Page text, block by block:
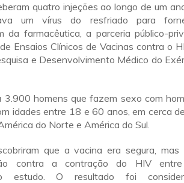
quatro injeções ao longo de um
um vírus do resfriado para
da farmacêutica, a parceria público-
Ensaios Clínicos de Vacinas contra o
e Desenvolvimento Médico do
3.900 homens que fazem sexo com
idades entre 18 e 60 anos, em cerca
do Norte e América do Sul.
que a vacina era segura, mas
contra a contração do HIV
estudo. O resultado foi